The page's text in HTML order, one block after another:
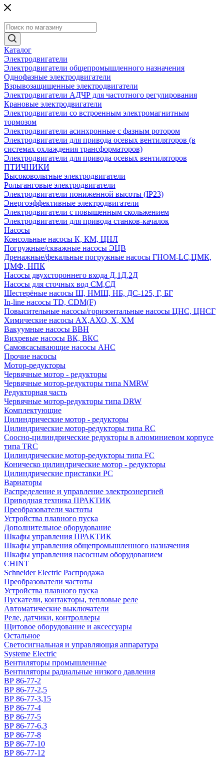
Каталог
Электродвигатели
Электродвигатели общепромышленного назначения
Однофазные электродвигатели
Взрывозащищенные электродвигатели
Электродвигатели АДЧР для частотного регулирования
Крановые электродвигатели
Электродвигатели со встроенным электромагнитным
тормозом
Электродвигатели асинхронные с фазным ротором
Электродвигатели для привода осевых вентиляторов (в
системах охлаждения трансформаторов)
Электродвигатели для привода осевых вентиляторов
ПТИЧНИКИ
Высоковольтные электродвигатели
Рольганговые электродвигатели
Электродвигатели пониженной высоты (IP23)
Энергоэффективные электродвигатели
Электродвигатели с повышенным скольжением
Электродвигатели для привода станков-качалок
Насосы
Консольные насосы К, КМ, ЦНЛ
Погружные/скважные насосы ЭЦВ
Дренажные/фекальные погружные насосы ГНОМ-LC,ЦМК,
ЦМФ, НПК
Насосы двухстороннего входа Д,1Д,2Д
Насосы для сточных вод СМ,СД
Шестерёные насосы Ш, НМШ, НБ, ДС-125, Г, БГ
In-line насосы TD, CDM(F)
Повысительные насосы/горизонтальные насосы ЦНС, ЦНСГ
Химические насосы АХ,АХО, Х, ХМ
Вакуумные насосы ВВН
Вихревые насосы ВК, ВКС
Самовсасывающие насосы АНС
Прочие насосы
Мотор-редукторы
Червячные мотор - редукторы
Червячные мотор-редукторы типа NMRW
Редукторная часть
Червячные мотор-редукторы типа DRW
Комплектующие
Цилиндрические мотор - редукторы
Цилиндрические мотор-редукторы типа RC
Соосно-цилиндрические редукторы в алюминиевом корпусе
типа TRC
Цилиндрические мотор-редукторы типа FC
Коническо цилиндрические мотор - редукторы
Цилиндрические приставки PC
Вариаторы
Распределение и управление электроэнергией
Приводная техника ПРАКТИК
Преобразователи частоты
Устройства плавного пуска
Дополнительное оборудование
Шкафы управления ПРАКТИК
Шкафы управления общепромышленного назначения
Шкафы управления насосным оборудованием
CHINT
Schneider Electric Распродажа
Преобразователи частоты
Устройства плавного пуска
Пускатели, контакторы, тепловые реле
Автоматические выключатели
Реле, датчики, контроллеры
Щитовое оборудование и аксессуары
Остальное
Светосигнальная и управляющая аппаратура
Systeme Electric
Вентиляторы промышленные
Вентиляторы радиальные низкого давления
ВР 86-77-2
ВР 86-77-2,5
ВР 86-77-3,15
ВР 86-77-4
ВР 86-77-5
ВР 86-77-6,3
ВР 86-77-8
ВР 86-77-10
ВР 86-77-12